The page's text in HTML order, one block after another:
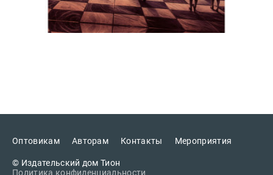
Оптовикам Авторам Контакты Мероприятия
© Издательский дом Тион
Политика конфиденциальности